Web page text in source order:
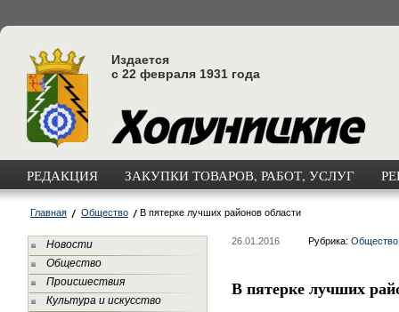
Издается
с 22 февраля 1931 года
РЕДАКЦИЯ ЗАКУПКИ ТОВАРОВ, РАБОТ, УСЛУГ
Главная Общество В пятерке лучших районов области
Новости
Общество
Происшествия
Культура и искусство
26.01.2016 Рубрика: Общество
В пятерке лучших